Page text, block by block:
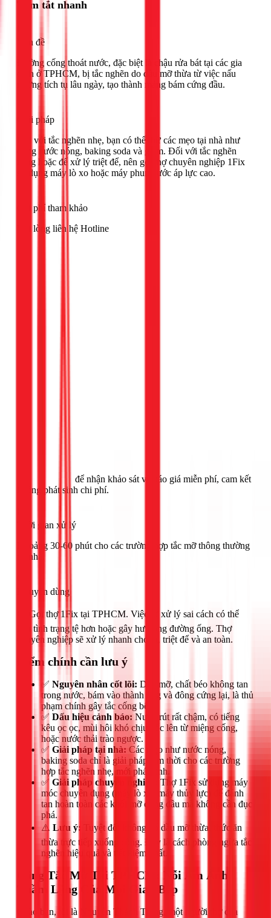
Tóm tắt nhanh
Vấn đề
Đường cống thoát nước, đặc biệt là chậu rửa bát tại các gia
đình ở TPHCM, bị tắc nghẽn do dầu mỡ thừa từ việc nấu
nướng tích tụ lâu ngày, tạo thành mảng bám cứng đầu.
Giải pháp
Đối với tắc nghẽn nhẹ, bạn có thể thử các mẹo tại nhà như
dùng nước nóng, baking soda và giấm. Đối với tắc nghẽn
nặng hoặc để xử lý triệt để, nên gọi thợ chuyên nghiệp 1Fix
sử dụng máy lò xo hoặc máy phun nước áp lực cao.
Chi phí tham khảo
Vui lòng liên hệ Hotline
để nhận khảo sát và báo giá miễn phí, cam kết
không phát sinh chi phí.
Thời gian xử lý
Khoảng 30-60 phút cho các trường hợp tắc mỡ thông thường
tại nhà.
Khuyên dùng
🟢 Gọi thợ 1Fix tại TPHCM. Việc tự xử lý sai cách có thể
làm tình trạng tệ hơn hoặc gây hư hỏng đường ống. Thợ
chuyên nghiệp sẽ xử lý nhanh chóng, triệt để và an toàn.
Điểm chính cần lưu ý
✅ Nguyên nhân cốt lõi: Dầu mỡ, chất béo không tan
trong nước, bám vào thành ống và đông cứng lại, là thủ
phạm chính gây tắc cống bếp.
✅ Dấu hiệu cảnh báo: Nước rút rất chậm, có tiếng
kêu ọc ọc, mùi hôi khó chịu bốc lên từ miệng cống,
hoặc nước thải trào ngược.
✅ Giải pháp tại nhà: Các mẹo như nước nóng,
baking soda chỉ là giải pháp tạm thời cho các trường
hợp tắc nghẽn nhẹ, mới phát sinh.
✅ Giải pháp chuyên nghiệp:
Thợ 1Fix sử dụng máy
móc chuyên dụng (máy lò xo, máy thủy lực) để đánh
tan hoàn toàn các khối mỡ cứng đầu mà không cần đục
phá.
⚠️ Lưu ý:
Tuyệt đối không đổ dầu mỡ thừa, thức ăn
thừa trực tiếp xuống cống. Đây là cách phòng ngừa tắc
nghẽn hiệu quả và tiết kiệm nhất.
Cống Tắc Mỡ Tại TPHCM: Nỗi Ám Ảnh
Thầm Lặng Của Mọi Gian Bếp
Chào bạn, tôi là Nguyễn Thành Trọng, một người thợ của